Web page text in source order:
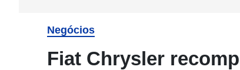
Negócios
Fiat Chrysler